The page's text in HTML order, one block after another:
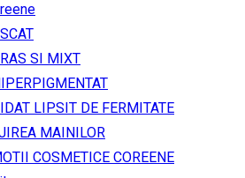
SI MIXT
LIPSIT DE FERMITATE
MAINILOR
COSMETICE COREENE